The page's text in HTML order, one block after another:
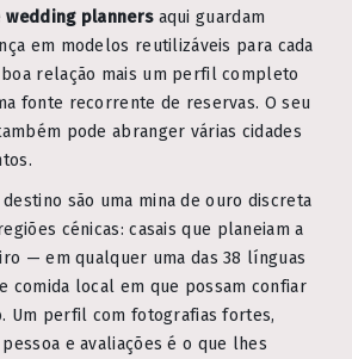
wedding plannersaqui guardam
em modelos reutilizáveis para cada
relação mais um perfil completo
fonte recorrente de reservas. O seu
pode abranger várias cidades
são uma mina de ouro discreta
cénicas: casais que planeiam a
— em qualquer uma das 38 línguas
comida local em que possam confiar
Um perfil com fotografias fortes,
e avaliações é o que lhes